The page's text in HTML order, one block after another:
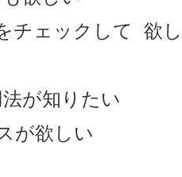
チェックして 欲し
が知りたい
が欲しい